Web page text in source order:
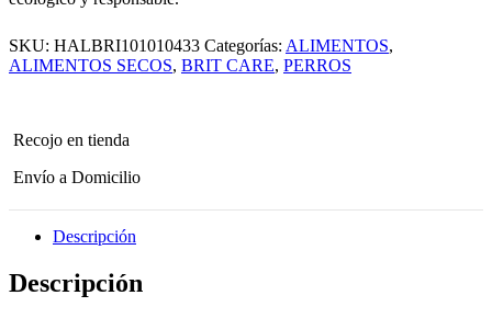
SKU: HALBRI101010433 Categorías: ALIMENTOS,
ALIMENTOS SECOS, BRIT CARE, PERROS
Recojo en tienda
Envío a Domicilio
Descripción
Descripción